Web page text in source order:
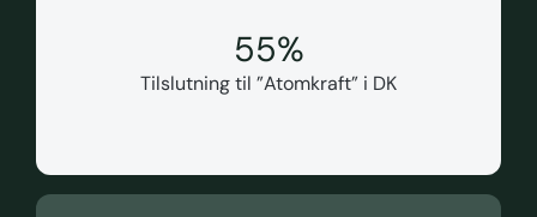
55%
Tilslutning til ”Atomkraft” i DK